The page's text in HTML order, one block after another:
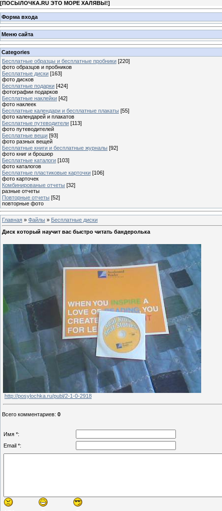
[ПОСЫЛОЧКА.RU ЭТО МОРЕ ХАЛЯВЫ!]
Форма входа
Меню сайта
Categories
Бесплатные образцы и бесплатные пробники [220]
фото образцов и пробников
Бесплатные диски [163]
фото дисков
Бесплатные подарки [424]
фотографии подарков
Бесплатные наклейки [42]
фото наклеек
Бесплатные календари и бесплатные плакаты [55]
фото календарей и плакатов
Бесплатные путеводители [113]
фото путеводителей
Бесплатные вещи [93]
фото разных вещей
Бесплатные книги и бесплатные журналы [92]
фото книг и брошюр
Бесплатные каталоги [103]
фото каталогов
Бесплатные пластиковые карточки [106]
фото карточек
Комбинированые отчеты [32]
разные отчеты
Повторные отчеты [52]
повторные фото
Главная » Файлы » Бесплатные диски
Диск который научит вас быстро читать бандеролька
http://posylochka.ru/publ/2-1-0-2918
Всего комментариев: 0
Имя *:
Email *: